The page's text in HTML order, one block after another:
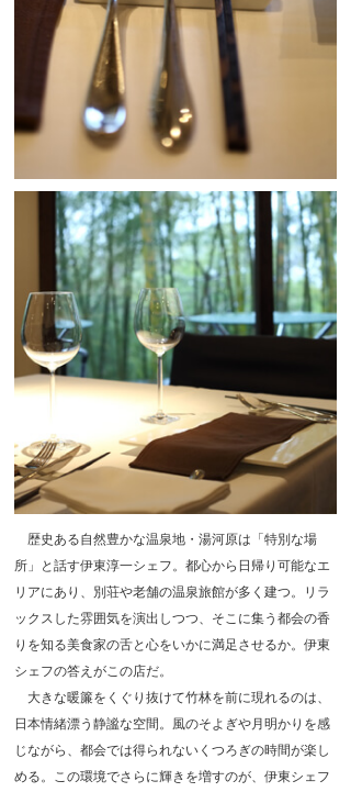
歴史ある自然豊かな温泉地・湯河原は「特別な場
所」と話す伊東淳一シェフ。都心から日帰り可能なエ
リアにあり、別荘や老舗の温泉旅館が多く建つ。リラ
ックスした雰囲気を演出しつつ、そこに集う都会の香
りを知る美食家の舌と心をいかに満足させるか。伊東
シェフの答えがこの店だ。
大きな暖簾をくぐり抜けて竹林を前に現れるのは、
日本情緒漂う静謐な空間。風のそよぎや月明かりを感
じながら、都会では得られないくつろぎの時間が楽し
める。この環境でさらに輝きを増すのが、伊東シェフ